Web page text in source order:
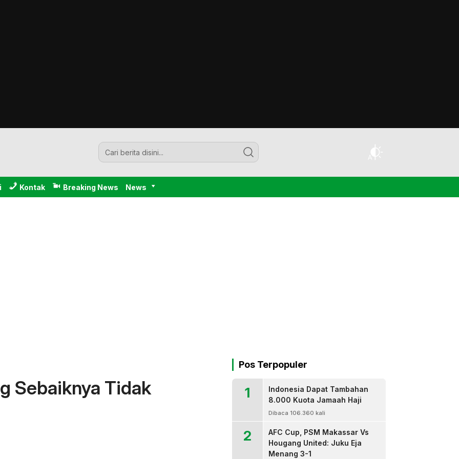
Kontak Breaking News News
Sebaiknya Tidak
Pos Terpopuler
1
Indonesia Dapat Tambahan
8.000 Kuota Jamaah Haji
Dibaca 106.360 kali
2
AFC Cup, PSM Makassar Vs
Hougang United: Juku Eja
Menang 3-1